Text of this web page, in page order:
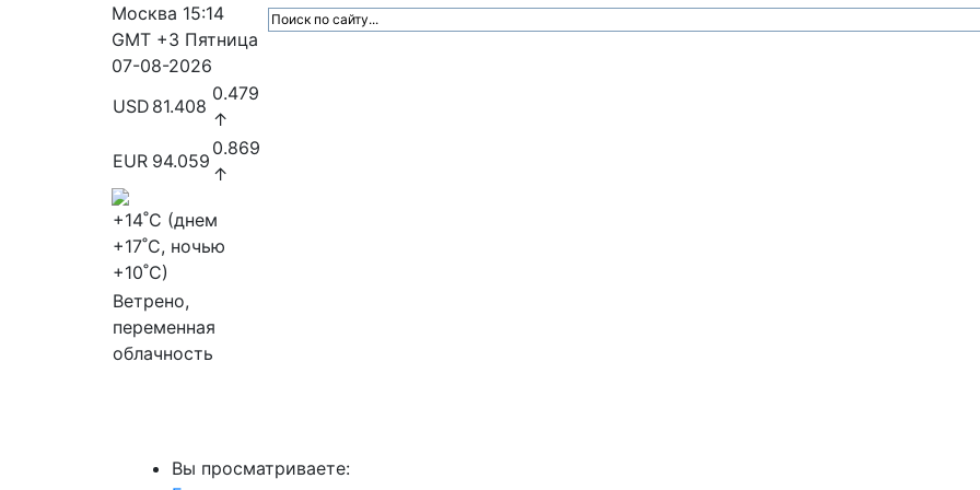
Москва 15:14
GMT +3 Пятница
07-08-2026
USD 81.408
0.479
↑
EUR 94.059
0.869
↑
+14˚C (днем
+17˚C, ночью
+10˚C)
Ветрено,
переменная
облачность
Вы просматриваете: